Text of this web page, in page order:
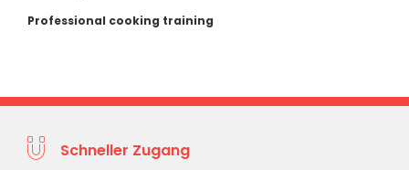
Professional cooking training
Schneller Zugang